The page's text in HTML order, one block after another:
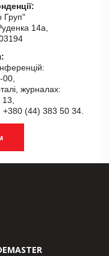
Груп"
14а,
журналах:
+380 (44) 383 50 34.